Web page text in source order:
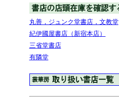
丸善，ジュンク堂書店，文教堂
紀伊國屋書店（新宿本店）
三省堂書店
有隣堂